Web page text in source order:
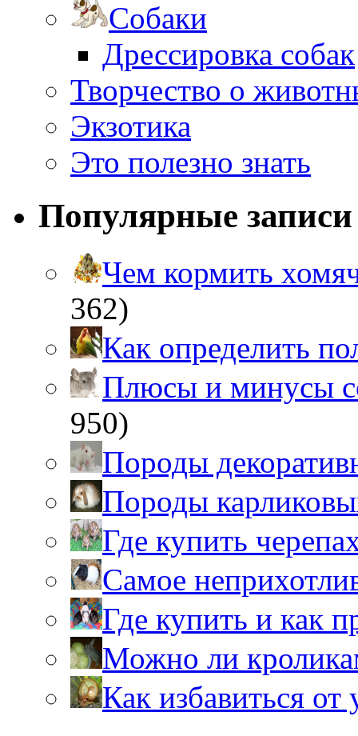
Собаки
Дрессировка собак
Творчество о
Экзотика
Это полезно знать
Популярные записи
Чем кормить
362)
Как определить
Плюсы и минусы
950)
Породы
Породы
Где купить
Самое
Где купить и как
Можно ли
Как избавиться от